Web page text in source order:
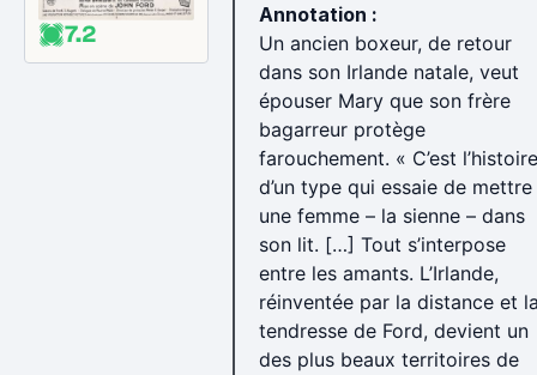
7.2
Annotation :
Un ancien boxeur, de retour
dans son Irlande natale, veut
épouser Mary que son frère
bagarreur protège
farouchement. « C’est l’histoire
d’un type qui essaie de mettre
une femme – la sienne – dans
son lit. […] Tout s’interpose
entre les amants. L’Irlande,
réinventée par la distance et
tendresse de Ford, devient un
des plus beaux territoires de